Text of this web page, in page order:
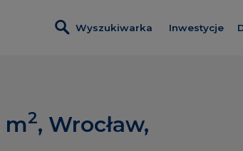
Wyszukiwarka Inwestycje
m2, Wrocław,